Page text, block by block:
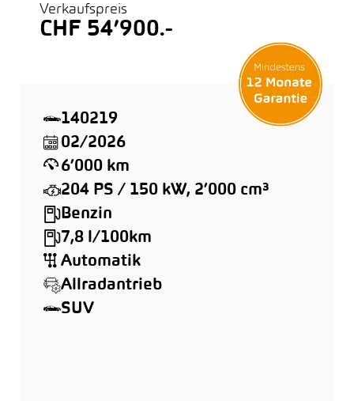
Verkaufspreis
CHF 54’900.-
140219
02/2026
6’000 km
204 PS / 150 kW, 2’000 cm³
Benzin
7,8 l/100km
Automatik
Allradantrieb
SUV